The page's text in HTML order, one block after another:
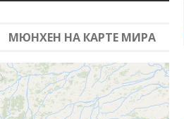
МЮНХЕН НА КАРТЕ МИРА